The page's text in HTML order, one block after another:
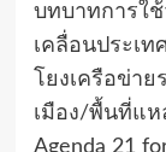
บทบาทการใ
เคลื่อนประเท
โยงเครือข่า
เมือง/พื้นที่แห
Agenda 21